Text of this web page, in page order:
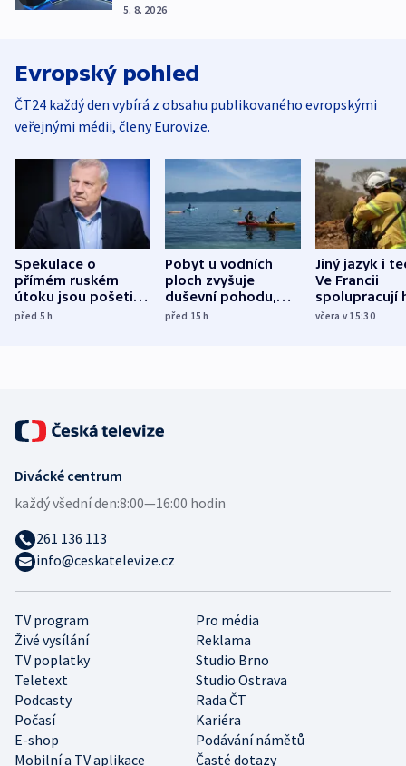
5. 8. 2026
Evropský pohled
ČT24 každý den vybírá z obsahu publikovaného evropskými
veřejnými médii, členy Eurovize.
Spekulace o
přímém ruském
útoku jsou pošetilé,
míní estonský
před 5h
Pobyt u vodních
ploch zvyšuje
duševní pohodu,
ukázala
před 15h
Jiný jazyk i
Ve Francii
spolupracují
různých zemí
včera v 15:30
TV program
Pro média
Živé vysílání
Reklama
TV poplatky
Studio Brno
Teletext
Studio Ostrava
Podcasty
Rada ČT
Počasí
Kariéra
E-shop
Podávání námětů
Mobilní a TV aplikace
Časté dotazy
Divácké centrum
každý všední den:8:00—16:00 hodin
261 136 113
info@ceskatelevize.cz